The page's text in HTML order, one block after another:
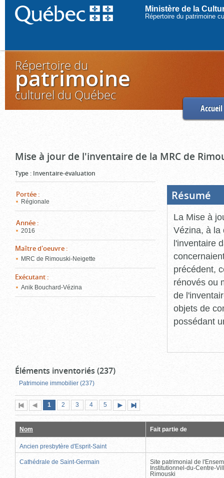
Ministère de la
Répertoire du patrimoine
Répertoire du
patrimoine
culturel du Québec
Accueil
Mise à jour de l'inventaire de la MRC de
Type : Inventaire-évaluation
Portée :
Régionale
Année :
2016
Maître d'oeuvre :
MRC de Rimouski-Neigette
Exécutant :
Anik Bouchard-Vézina
Résumé
La Mise à
Vézina, à la
l'inventaire
précédent,
rénovés ou
de
objets de
possédant
Éléments inventoriés (237)
Patrimoine immobilier (237)
Première
page
Page
précédente
Page
1 (page
actuelle)
Page
2 Page
3 Page
4 Page
5
suivante
page
Nom Fait partie de
Ancien presbytère d'Esprit-Saint
Cathédrale de Saint-Germain
Site patrimonial de
Institutionnel-du-Centre-
Rimouski